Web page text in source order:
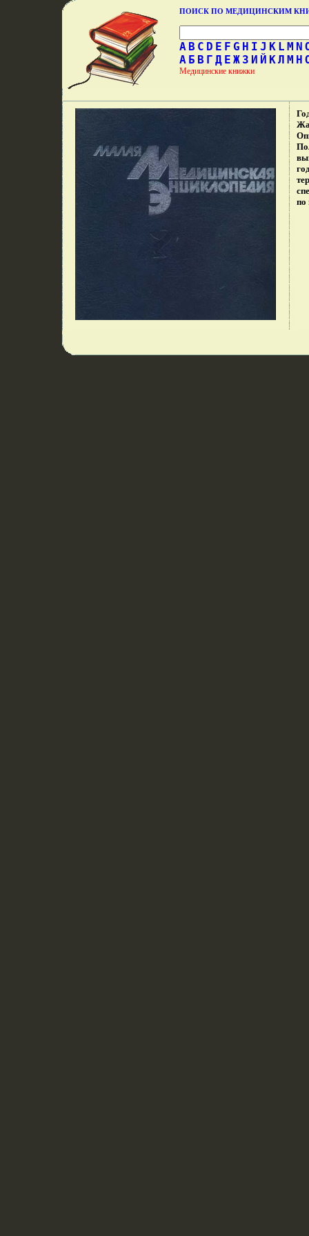
ПОИСК ПО МЕДИЦИНСКИМ
A B C D E F G H I J K L M N
А Б В Г Д Е Ж З И Й КЛ М Н
Медицинские книжки
по